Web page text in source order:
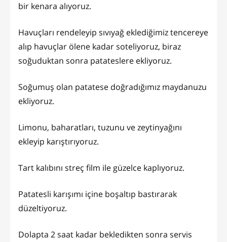
bir kenara alıyoruz.
Havuçları rendeleyip sıvıyağ eklediğimiz tencereye
alıp havuçlar ölene kadar soteliyoruz, biraz
soğuduktan sonra patateslere ekliyoruz.
Soğumuş olan patatese doğradığımız maydanuzu
ekliyoruz.
Limonu, baharatları, tuzunu ve zeytinyağını
ekleyip karıştırıyoruz.
Tart kalıbını streç film ile güzelce kaplıyoruz.
Patatesli karışımı içine boşaltıp bastırarak
düzeltiyoruz.
Dolapta 2 saat kadar bekledikten sonra servis